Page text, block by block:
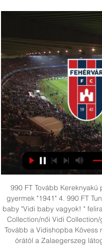
990 FT Tovább Kereknyakú
gyermek "1941" 4. 990 FT
baby "Vidi baby vagyok! "
Collection/női Vidi
Tovább a Vidishopba Kövess
órától a Zalaegerszeg